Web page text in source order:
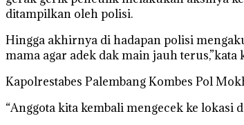
ditampilkan oleh polisi.
Hingga akhirnya di hadapan polisi
mama agar adek dak main jauh terus,”kata
Kapolrestabes Palembang Kombes Pol
“Anggota kita kembali mengecek ke lokasi